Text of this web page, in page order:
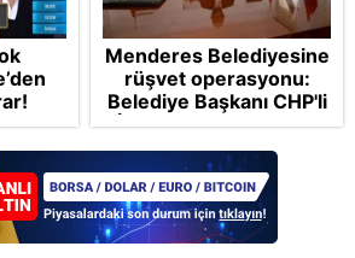
Menderes Belediyesine
rüşvet operasyonu:
Belediye Başkanı CHP'li
İlkay Çiçek tutuklandı